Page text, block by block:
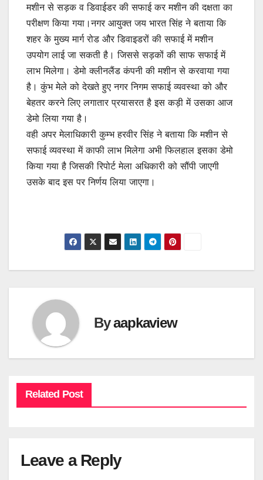
मशीन से सड़क व डिवाईडर की सफाई कर मशीन की दक्षता का
परीक्षण किया गया।नगर आयुक्त जय भारत सिंह ने बताया कि
शहर के मुख्य मार्ग रोड और डिवाइडरों की सफाई में मशीन
उपयोग लाई जा सकती है। जिससे सड़कों की साफ सफाई में
लाभ मिलेगा। डेमो क्लीनलैंड कंपनी की मशीन से करवाया गया
है। कुंभ मेले को देखते हुए नगर निगम सफाई व्यवस्था को और
बेहतर करने लिए लगातार प्रयासरत है इस कड़ी में उसका आज
डेमो लिया गया है।
वही अपर मेलाधिकारी कुम्भ हरवीर सिंह ने बताया कि मशीन से
सफाई व्यवस्था में काफी लाभ मिलेगा अभी फिलहाल इसका डेमो
किया गया है जिसकी रिपोर्ट मेला अधिकारी को सौंपी जाएगी
उसके बाद इस पर निर्णय लिया जाएगा।
Byaapkaview
Related Post
Leave a Reply